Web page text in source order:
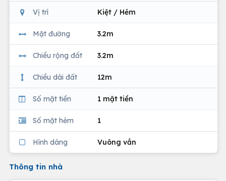
Vị trí Kiệt / Hẻm
Mặt đường 3.2m
Chiều rộng đất 3.2m
Chiều dài đất 12m
Số mặt tiền 1 mặt tiền
Số mặt hẻm 1
Hình dáng Vuông vắn
Thông tin nhà